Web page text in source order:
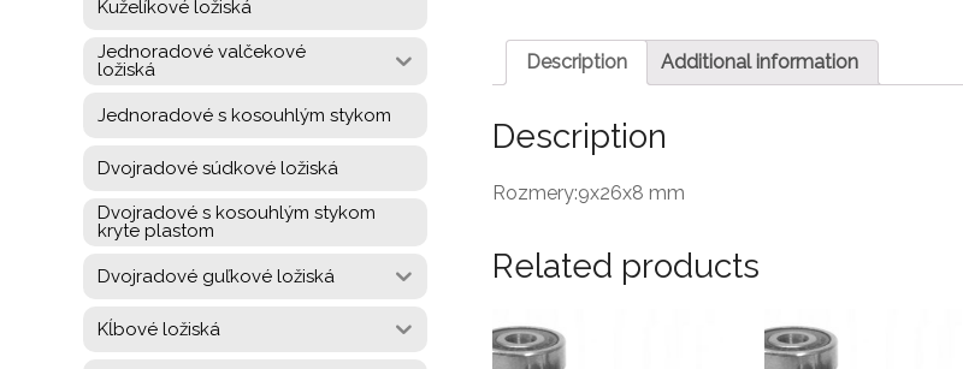
Description Additional information
Description
Rozmery:9x26x8 mm
Related products
Kuželíkové ložiská
Jednoradové valčekové
ložiská
Jednoradové s kosouhlým stykom
Dvojradové súdkové ložiská
Dvojradové s kosouhlým stykom
kryte plastom
Dvojradové guľkové ložiská
Kĺbové ložiská